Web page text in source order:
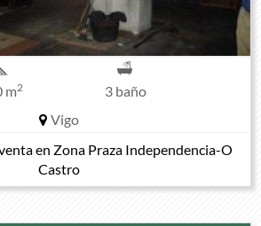
m2
3 baño
Vigo
en Zona Praza Independencia-O
Castro